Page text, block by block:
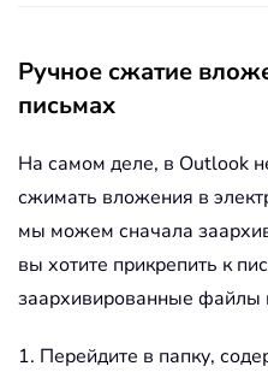
Ручное сжатие
письмах
На самом деле, в Outlook
сжимать вложения в
мы можем сначала
вы хотите прикрепить к
заархивированные файлы
1. Перейдите в папку,